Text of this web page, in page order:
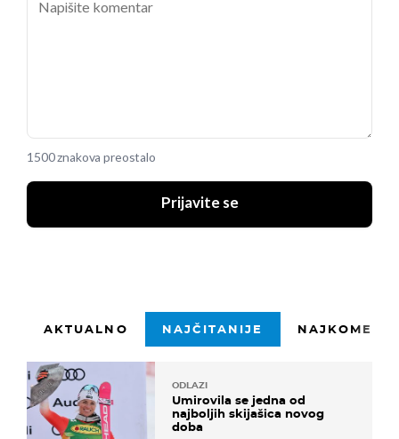
1500 znakova preostalo
Prijavite se
AKTUALNO NAJČITANIJE
ODLAZI
Umirovila se jedna od
najboljih skijašica novog
doba